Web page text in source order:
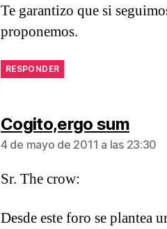
Te garantizo que si
proponemos.
RESPONDER
Cogito,ergo sumdice:
4 de mayo de 2011 a las 23:30
Sr. The crow:
Desde este foro se plantea